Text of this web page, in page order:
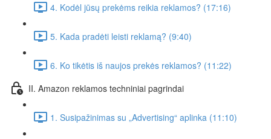
4. Kodėl jūsų prekėms reikia reklamos? (17:16)
5. Kada pradėti leisti reklamą? (9:40)
6. Ko tikėtis iš naujos prekės reklamos? (11:22)
II. Amazon reklamos techniniai pagrindai
1. Susipažinimas su „Advertising“ aplinka (11:10)